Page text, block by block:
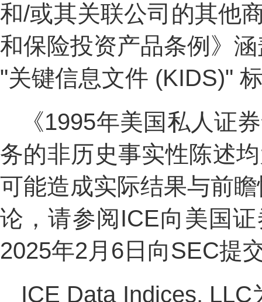
和/或其关联公司的其他
和保险投资产品条例》
"关键信息文件 (KIDS)"
《1995年美国私人
务的非历史事实性陈述
可能造成实际结果与前
论，请参阅ICE向美国
2025年2月6日向SEC提
ICE Data Indices,